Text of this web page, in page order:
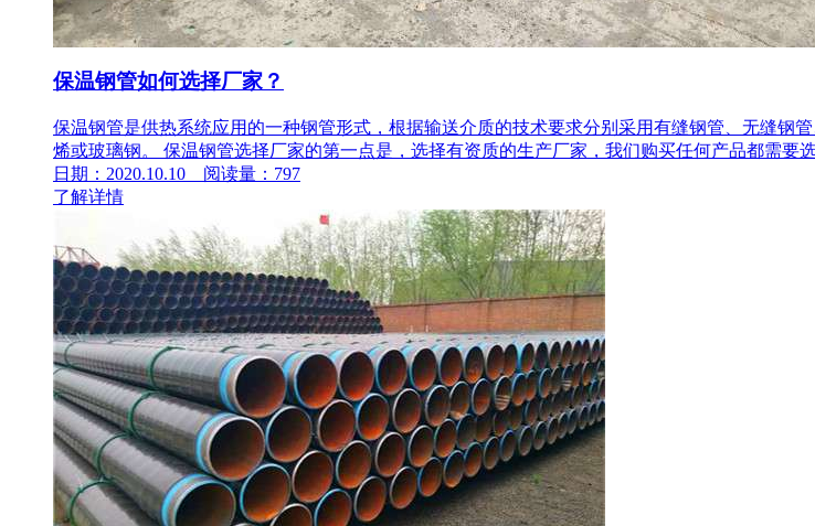
保温钢管如何选择厂家？
保温钢管是供热系统应用的一种钢管形式，根据输送介质的技术要求分别采用有缝钢管、无缝钢
烯或玻璃钢。 保温钢管选择厂家的第一点是，选择有资质的生产厂家，我们购买任何产品都需要
日期：2020.10.10 阅读量：797
了解详情